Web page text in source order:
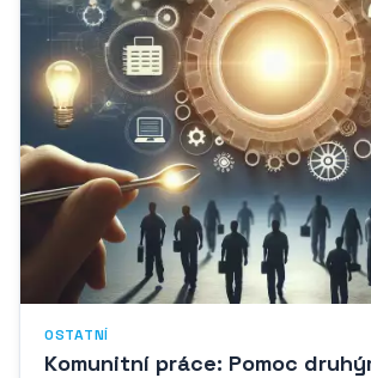
OSTATNÍ
Komunitní práce: Pomoc